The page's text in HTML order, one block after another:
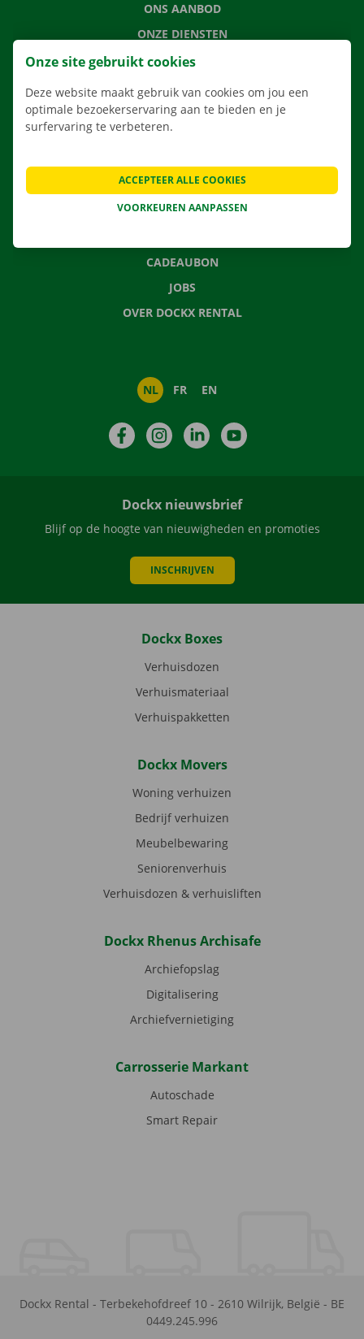
ONS AANBOD
ONZE DIENSTEN
LOCATIES
APP
VERHUISOPLOSSINGEN
CONTACTEER ONS
VEELGESTELDE VRAGEN
CADEAUBON
JOBS
OVER DOCKX RENTAL
NL FR EN
FacebookInstagramLinkedIn
Dockx nieuwsbrief
Blijf op de hoogte van nieuwigheden en promoties
INSCHRIJVEN
Dockx Boxes
Verhuisdozen
Verhuismateriaal
Verhuispakketten
Dockx Movers
Woning verhuizen
Bedrijf verhuizen
Meubelbewaring
Seniorenverhuis
Verhuisdozen & verhuisliften
Dockx Rhenus Archisafe
Archiefopslag
Digitalisering
Archiefvernietiging
Carrosserie Markant
Autoschade
Smart Repair
Dockx Rental - Terbekehofdreef 10 - 2610 Wilrijk, België - BE
0449.245.996
Onze site gebruikt cookies
Deze website maakt gebruik van cookies om jou een
optimale bezoekerservaring aan te bieden en je
surfervaring te verbeteren.
VOORKEUREN AANPASSEN
ACCEPTEER ALLE COOKIES